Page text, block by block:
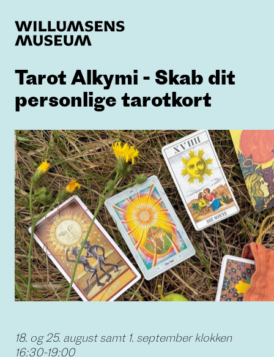
Tarot Alkymi - Skab dit
personlige tarotkort
18. og 25. august samt 1. september klokken
16:30-19:00